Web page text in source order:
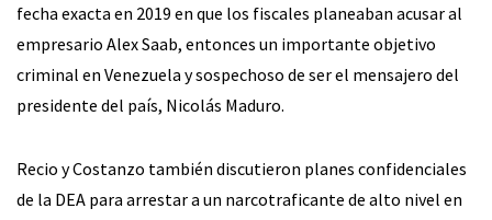
fecha exacta en 2019 en que los fiscales planeaban acusar al
empresario Alex Saab, entonces un importante objetivo
criminal en Venezuela y sospechoso de ser el mensajero del
presidente del país, Nicolás Maduro.
Recio y Costanzo también discutieron planes confidenciales
de la DEA para arrestar a un narcotraficante de alto nivel en